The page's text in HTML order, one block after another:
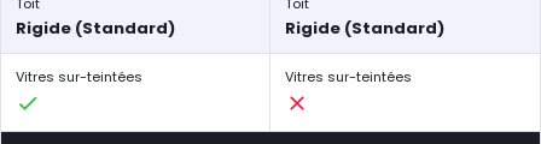
Rigide (Standard) Rigide (Standard)
Vitres sur-teintées Vitres sur-teintées